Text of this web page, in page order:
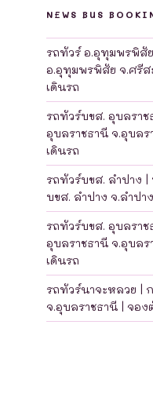
NEWS BUS
รถทัวร์ อ.อุทุมพรพิสั
อ.อุทุมพรพิสัย จ.ศรีส
เดินรถ
รถทัวร์บขส. อุบลรา
อุบลราชธานี จ.อุบลร
เดินรถ
รถทัวร์บขส. ลำปาง
บขส. ลำปาง จ.ลำปา
รถทัวร์บขส. อุบลรา
อุบลราชธานี จ.อุบลร
เดินรถ
รถทัวร์นาจะหลวย |
จ.อุบลราชธานี | จอง